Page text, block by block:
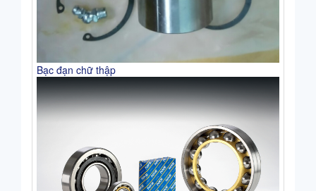
Bạc đạn chữ thập